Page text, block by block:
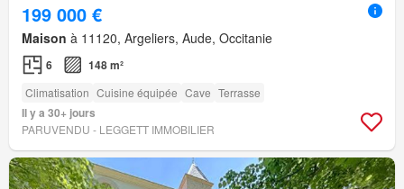
199 000 €
Maison à 11120, Argeliers, Aude, Occitanie
6 148 m²
Climatisation Cuisine équipée Cave Terrasse
Il y a 30+ jours
PARUVENDU - LEGGETT IMMOBILIER